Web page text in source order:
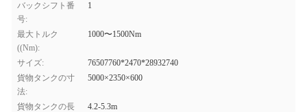
バックシフト番
号:
1
最大トルク
((Nm):
1000〜1500Nm
サイズ:
76507760*2470*28932740
貨物タンクの寸
法:
5000×2350×600
貨物タンクの長
4.2-5.3m